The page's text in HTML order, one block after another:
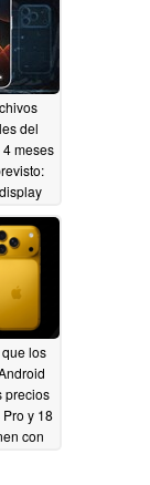
del
meses
2026
los
precios
y 18
con